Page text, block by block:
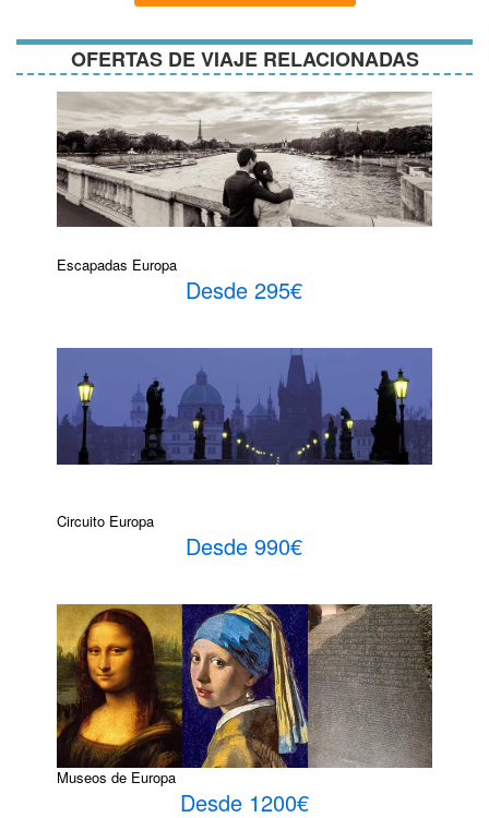
OFERTAS DE VIAJE RELACIONADAS
Escapadas Europa
Desde 295€
Circuito Europa
Desde 990€
Museos de Europa
Desde 1200€